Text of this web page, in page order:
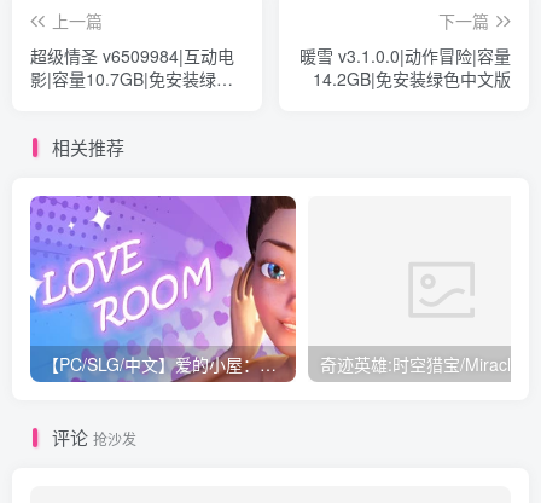
上一篇
超级情圣 v6509984|互动电
影|容量10.7GB|免安装绿色
下一篇
暖雪 v3.1.0.0|动作冒险|容量
14.2GB|免安装绿色中文版
相关推荐
【PC/SLG/中文】爱的小屋：房间 Room STEAM官方中文版【726M】
评论 抢沙发